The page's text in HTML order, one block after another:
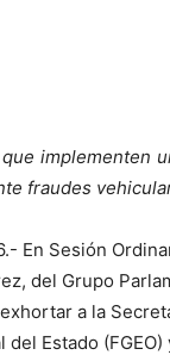
implementen
fraudes
En Sesión
del Grupo
a la
Estado